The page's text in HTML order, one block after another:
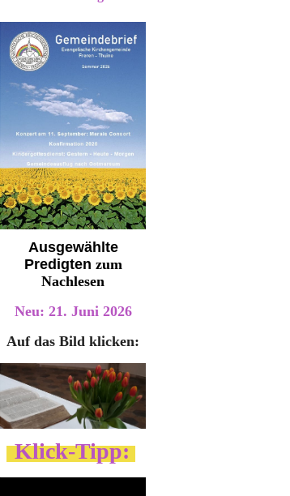
Ausgewählte
Predigten zum
Nachlesen
Neu: 21. Juni 2026
Auf das Bild klicken:
Klick-Tipp: